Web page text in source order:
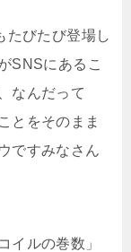
たびたび登場し
SNSにあるこ
なんだって
とをそのまま
ですみなさん
イルの巻数」